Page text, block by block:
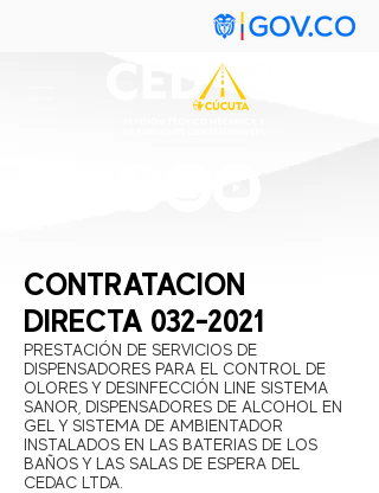
CONTRATACION
DIRECTA 032-2021
PRESTACIÓN DE SERVICIOS DE
DISPENSADORES PARA EL CONTROL DE
OLORES Y DESINFECCIÓN LINE SISTEMA
SANOR, DISPENSADORES DE ALCOHOL EN
GEL Y SISTEMA DE AMBIENTADOR
INSTALADOS EN LAS BATERIAS DE LOS
BAÑOS Y LAS SALAS DE ESPERA DEL
CEDAC LTDA.